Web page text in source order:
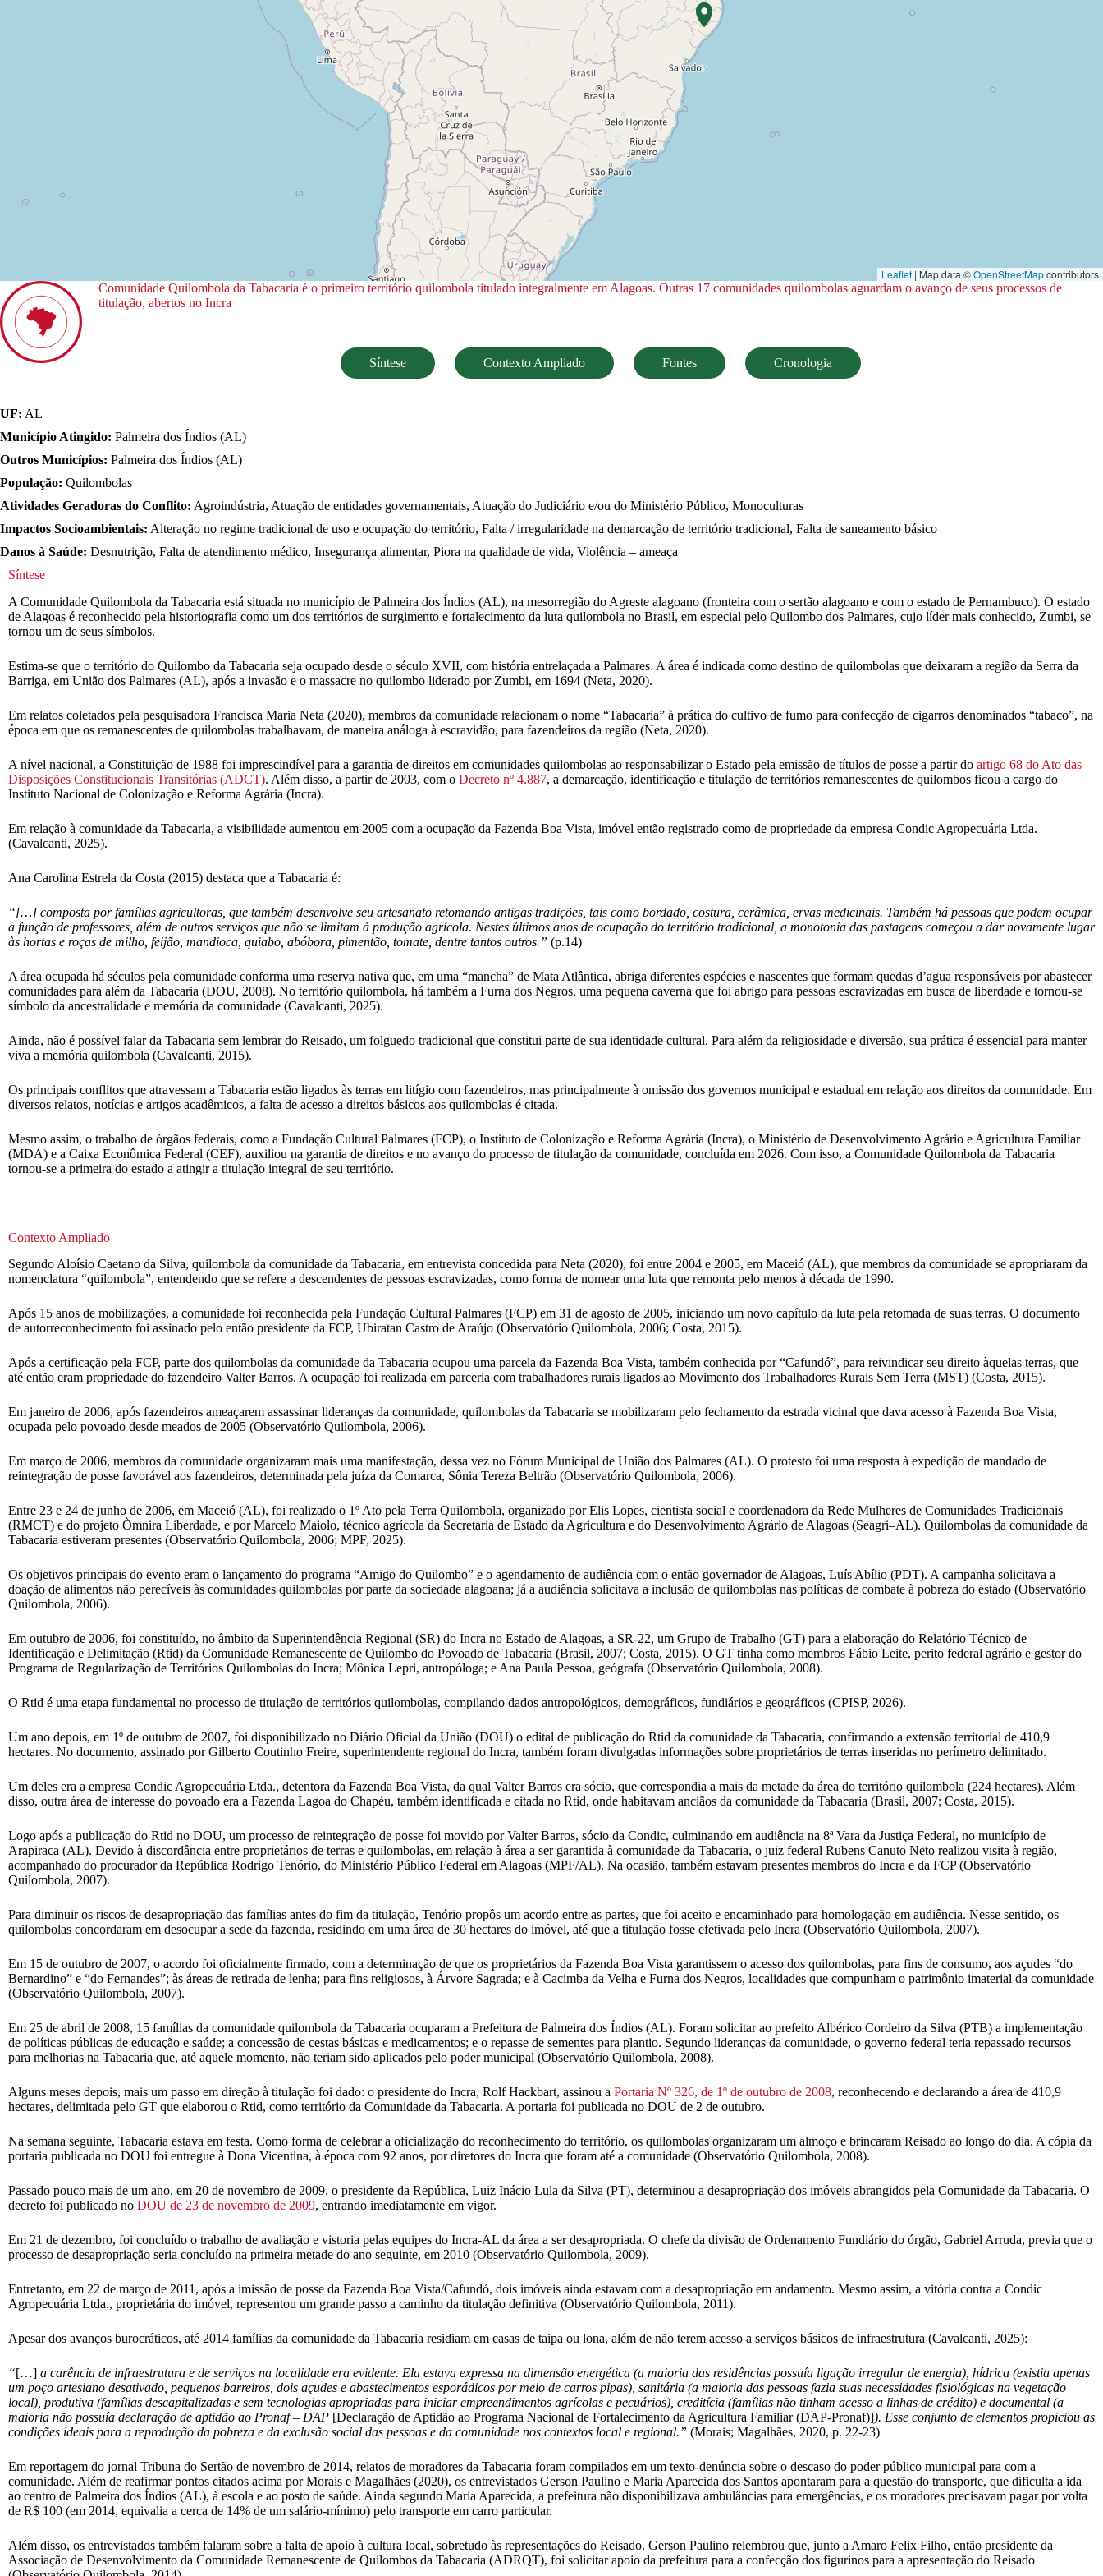
Leaflet | Map data ©OpenStreetMapcontributors
Comunidade Quilombola da Tabacaria é o primeiro território quilombola titulado integralmente em Alagoas. Outras 17 comunidades quilombolas aguardam o avanço de seus processos de
titulação, abertos no Incra
Síntese Contexto Ampliado Fontes Cronologia
UF: AL
Município Atingido: Palmeira dos Índios (AL)
Outros Municípios: Palmeira dos Índios (AL)
População: Quilombolas
Atividades Geradoras do Conflito: Agroindústria, Atuação de entidades governamentais, Atuação do Judiciário e/ou do Ministério Público, Monoculturas
Impactos Socioambientais: Alteração no regime tradicional de uso e ocupação do território, Falta / irregularidade na demarcação de território tradicional, Falta de saneamento básico
Danos à Saúde: Desnutrição, Falta de atendimento médico, Insegurança alimentar, Piora na qualidade de vida, Violência – ameaça
Síntese
A Comunidade Quilombola da Tabacaria está situada no município de Palmeira dos Índios (AL), na mesorregião do Agreste alagoano (fronteira com o sertão alagoano e com o estado de Pernambuco). O estado
de Alagoas é reconhecido pela historiografia como um dos territórios de surgimento e fortalecimento da luta quilombola no Brasil, em especial pelo Quilombo dos Palmares, cujo líder mais conhecido, Zumbi, se
tornou um de seus símbolos.
Estima-se que o território do Quilombo da Tabacaria seja ocupado desde o século XVII, com história entrelaçada a Palmares. A área é indicada como destino de quilombolas que deixaram a região da Serra da
Barriga, em União dos Palmares (AL), após a invasão e o massacre no quilombo liderado por Zumbi, em 1694 (Neta, 2020).
Em relatos coletados pela pesquisadora Francisca Maria Neta (2020), membros da comunidade relacionam o nome “Tabacaria” à prática do cultivo de fumo para confecção de cigarros denominados “tabaco”, na
época em que os remanescentes de quilombolas trabalhavam, de maneira análoga à escravidão, para fazendeiros da região (Neta, 2020).
A nível nacional, a Constituição de 1988 foi imprescindível para a garantia de direitos em comunidades quilombolas ao responsabilizar o Estado pela emissão de títulos de posse a partir do artigo 68 do Ato das
Disposições Constitucionais Transitórias (ADCT). Além disso, a partir de 2003, com o Decreto nº 4.887, a demarcação, identificação e titulação de territórios remanescentes de quilombos ficou a cargo do
Instituto Nacional de Colonização e Reforma Agrária (Incra).
Em relação à comunidade da Tabacaria, a visibilidade aumentou em 2005 com a ocupação da Fazenda Boa Vista, imóvel então registrado como de propriedade da empresa Condic Agropecuária Ltda.
(Cavalcanti, 2025).
Ana Carolina Estrela da Costa (2015) destaca que a Tabacaria é:
“[…] composta por famílias agricultoras, que também desenvolve seu artesanato retomando antigas tradições, tais como bordado, costura, cerâmica, ervas medicinais. Também há pessoas que podem ocupar
a função de professores, além de outros serviços que não se limitam à produção agrícola. Nestes últimos anos de ocupação do território tradicional, a monotonia das pastagens começou a dar novamente lugar
às hortas e roças de milho, feijão, mandioca, quiabo, abóbora, pimentão, tomate, dentre tantos outros.” (p.14)
A área ocupada há séculos pela comunidade conforma uma reserva nativa que, em uma “mancha” de Mata Atlântica, abriga diferentes espécies e nascentes que formam quedas d’agua responsáveis por abastecer
comunidades para além da Tabacaria (DOU, 2008). No território quilombola, há também a Furna dos Negros, uma pequena caverna que foi abrigo para pessoas escravizadas em busca de liberdade e tornou-se
símbolo da ancestralidade e memória da comunidade (Cavalcanti, 2025).
Ainda, não é possível falar da Tabacaria sem lembrar do Reisado, um folguedo tradicional que constitui parte de sua identidade cultural. Para além da religiosidade e diversão, sua prática é essencial para manter
viva a memória quilombola (Cavalcanti, 2015).
Os principais conflitos que atravessam a Tabacaria estão ligados às terras em litígio com fazendeiros, mas principalmente à omissão dos governos municipal e estadual em relação aos direitos da comunidade. Em
diversos relatos, notícias e artigos acadêmicos, a falta de acesso a direitos básicos aos quilombolas é citada.
Mesmo assim, o trabalho de órgãos federais, como a Fundação Cultural Palmares (FCP), o Instituto de Colonização e Reforma Agrária (Incra), o Ministério de Desenvolvimento Agrário e Agricultura Familiar
(MDA) e a Caixa Econômica Federal (CEF), auxiliou na garantia de direitos e no avanço do processo de titulação da comunidade, concluída em 2026. Com isso, a Comunidade Quilombola da Tabacaria
tornou-se a primeira do estado a atingir a titulação integral de seu território.
Contexto Ampliado
Segundo Aloísio Caetano da Silva, quilombola da comunidade da Tabacaria, em entrevista concedida para Neta (2020), foi entre 2004 e 2005, em Maceió (AL), que membros da comunidade se apropriaram da
nomenclatura “quilombola”, entendendo que se refere a descendentes de pessoas escravizadas, como forma de nomear uma luta que remonta pelo menos à década de 1990.
Após 15 anos de mobilizações, a comunidade foi reconhecida pela Fundação Cultural Palmares (FCP) em 31 de agosto de 2005, iniciando um novo capítulo da luta pela retomada de suas terras. O documento
de autorreconhecimento foi assinado pelo então presidente da FCP, Ubiratan Castro de Araújo (Observatório Quilombola, 2006; Costa, 2015).
Após a certificação pela FCP, parte dos quilombolas da comunidade da Tabacaria ocupou uma parcela da Fazenda Boa Vista, também conhecida por “Cafundó”, para reivindicar seu direito àquelas terras, que
até então eram propriedade do fazendeiro Valter Barros. A ocupação foi realizada em parceria com trabalhadores rurais ligados ao Movimento dos Trabalhadores Rurais Sem Terra (MST) (Costa, 2015).
Em janeiro de 2006, após fazendeiros ameaçarem assassinar lideranças da comunidade, quilombolas da Tabacaria se mobilizaram pelo fechamento da estrada vicinal que dava acesso à Fazenda Boa Vista,
ocupada pelo povoado desde meados de 2005 (Observatório Quilombola, 2006).
Em março de 2006, membros da comunidade organizaram mais uma manifestação, dessa vez no Fórum Municipal de União dos Palmares (AL). O protesto foi uma resposta à expedição de mandado de
reintegração de posse favorável aos fazendeiros, determinada pela juíza da Comarca, Sônia Tereza Beltrão (Observatório Quilombola, 2006).
Entre 23 e 24 de junho de 2006, em Maceió (AL), foi realizado o 1º Ato pela Terra Quilombola, organizado por Elis Lopes, cientista social e coordenadora da Rede Mulheres de Comunidades Tradicionais
(RMCT) e do projeto Òmnira Liberdade, e por Marcelo Maiolo, técnico agrícola da Secretaria de Estado da Agricultura e do Desenvolvimento Agrário de Alagoas (Seagri–AL). Quilombolas da comunidade da
Tabacaria estiveram presentes (Observatório Quilombola, 2006; MPF, 2025).
Os objetivos principais do evento eram o lançamento do programa “Amigo do Quilombo” e o agendamento de audiência com o então governador de Alagoas, Luís Abílio (PDT). A campanha solicitava a
doação de alimentos não perecíveis às comunidades quilombolas por parte da sociedade alagoana; já a audiência solicitava a inclusão de quilombolas nas políticas de combate à pobreza do estado (Observatório
Quilombola, 2006).
Em outubro de 2006, foi constituído, no âmbito da Superintendência Regional (SR) do Incra no Estado de Alagoas, a SR-22, um Grupo de Trabalho (GT) para a elaboração do Relatório Técnico de
Identificação e Delimitação (Rtid) da Comunidade Remanescente de Quilombo do Povoado de Tabacaria (Brasil, 2007; Costa, 2015). O GT tinha como membros Fábio Leite, perito federal agrário e gestor do
Programa de Regularização de Territórios Quilombolas do Incra; Mônica Lepri, antropóloga; e Ana Paula Pessoa, geógrafa (Observatório Quilombola, 2008).
O Rtid é uma etapa fundamental no processo de titulação de territórios quilombolas, compilando dados antropológicos, demográficos, fundiários e geográficos (CPISP, 2026).
Um ano depois, em 1º de outubro de 2007, foi disponibilizado no Diário Oficial da União (DOU) o edital de publicação do Rtid da comunidade da Tabacaria, confirmando a extensão territorial de 410,9
hectares. No documento, assinado por Gilberto Coutinho Freire, superintendente regional do Incra, também foram divulgadas informações sobre proprietários de terras inseridas no perímetro delimitado.
Um deles era a empresa Condic Agropecuária Ltda., detentora da Fazenda Boa Vista, da qual Valter Barros era sócio, que correspondia a mais da metade da área do território quilombola (224 hectares). Além
disso, outra área de interesse do povoado era a Fazenda Lagoa do Chapéu, também identificada e citada no Rtid, onde habitavam anciãos da comunidade da Tabacaria (Brasil, 2007; Costa, 2015).
Logo após a publicação do Rtid no DOU, um processo de reintegração de posse foi movido por Valter Barros, sócio da Condic, culminando em audiência na 8ª Vara da Justiça Federal, no município de
Arapiraca (AL). Devido à discordância entre proprietários de terras e quilombolas, em relação à área a ser garantida à comunidade da Tabacaria, o juiz federal Rubens Canuto Neto realizou visita à região,
acompanhado do procurador da República Rodrigo Tenório, do Ministério Público Federal em Alagoas (MPF/AL). Na ocasião, também estavam presentes membros do Incra e da FCP (Observatório
Quilombola, 2007).
Para diminuir os riscos de desapropriação das famílias antes do fim da titulação, Tenório propôs um acordo entre as partes, que foi aceito e encaminhado para homologação em audiência. Nesse sentido, os
quilombolas concordaram em desocupar a sede da fazenda, residindo em uma área de 30 hectares do imóvel, até que a titulação fosse efetivada pelo Incra (Observatório Quilombola, 2007).
Em 15 de outubro de 2007, o acordo foi oficialmente firmado, com a determinação de que os proprietários da Fazenda Boa Vista garantissem o acesso dos quilombolas, para fins de consumo, aos açudes “do
Bernardino” e “do Fernandes”; às áreas de retirada de lenha; para fins religiosos, à Árvore Sagrada; e à Cacimba da Velha e Furna dos Negros, localidades que compunham o patrimônio imaterial da comunidade
(Observatório Quilombola, 2007).
Em 25 de abril de 2008, 15 famílias da comunidade quilombola da Tabacaria ocuparam a Prefeitura de Palmeira dos Índios (AL). Foram solicitar ao prefeito Albérico Cordeiro da Silva (PTB) a implementação
de políticas públicas de educação e saúde; a concessão de cestas básicas e medicamentos; e o repasse de sementes para plantio. Segundo lideranças da comunidade, o governo federal teria repassado recursos
para melhorias na Tabacaria que, até aquele momento, não teriam sido aplicados pelo poder municipal (Observatório Quilombola, 2008).
Alguns meses depois, mais um passo em direção à titulação foi dado: o presidente do Incra, Rolf Hackbart, assinou a Portaria Nº 326, de 1º de outubro de 2008, reconhecendo e declarando a área de 410,9
hectares, delimitada pelo GT que elaborou o Rtid, como território da Comunidade da Tabacaria. A portaria foi publicada no DOU de 2 de outubro.
Na semana seguinte, Tabacaria estava em festa. Como forma de celebrar a oficialização do reconhecimento do território, os quilombolas organizaram um almoço e brincaram Reisado ao longo do dia. A cópia da
portaria publicada no DOU foi entregue à Dona Vicentina, à época com 92 anos, por diretores do Incra que foram até a comunidade (Observatório Quilombola, 2008).
Passado pouco mais de um ano, em 20 de novembro de 2009, o presidente da República, Luiz Inácio Lula da Silva (PT), determinou a desapropriação dos imóveis abrangidos pela Comunidade da Tabacaria. O
decreto foi publicado no DOU de 23 de novembro de 2009, entrando imediatamente em vigor.
Em 21 de dezembro, foi concluído o trabalho de avaliação e vistoria pelas equipes do Incra-AL da área a ser desapropriada. O chefe da divisão de Ordenamento Fundiário do órgão, Gabriel Arruda, previa que o
processo de desapropriação seria concluído na primeira metade do ano seguinte, em 2010 (Observatório Quilombola, 2009).
Entretanto, em 22 de março de 2011, após a imissão de posse da Fazenda Boa Vista/Cafundó, dois imóveis ainda estavam com a desapropriação em andamento. Mesmo assim, a vitória contra a Condic
Agropecuária Ltda., proprietária do imóvel, representou um grande passo a caminho da titulação definitiva (Observatório Quilombola, 2011).
Apesar dos avanços burocráticos, até 2014 famílias da comunidade da Tabacaria residiam em casas de taipa ou lona, além de não terem acesso a serviços básicos de infraestrutura (Cavalcanti, 2025):
“[…] a carência de infraestrutura e de serviços na localidade era evidente. Ela estava expressa na dimensão energética (a maioria das residências possuía ligação irregular de energia), hídrica (existia apenas
um poço artesiano desativado, pequenos barreiros, dois açudes e abastecimentos esporádicos por meio de carros pipas), sanitária (a maioria das pessoas fazia suas necessidades fisiológicas na vegetação
local), produtiva (famílias descapitalizadas e sem tecnologias apropriadas para iniciar empreendimentos agrícolas e pecuários), creditícia (famílias não tinham acesso a linhas de crédito) e documental (a
maioria não possuía declaração de aptidão ao Pronaf – DAP [Declaração de Aptidão ao Programa Nacional de Fortalecimento da Agricultura Familiar (DAP-Pronaf)]). Esse conjunto de elementos propiciou as
condições ideais para a reprodução da pobreza e da exclusão social das pessoas e da comunidade nos contextos local e regional.” (Morais; Magalhães, 2020, p. 22-23)
Em reportagem do jornal Tribuna do Sertão de novembro de 2014, relatos de moradores da Tabacaria foram compilados em um texto-denúncia sobre o descaso do poder público municipal para com a
comunidade. Além de reafirmar pontos citados acima por Morais e Magalhães (2020), os entrevistados Gerson Paulino e Maria Aparecida dos Santos apontaram para a questão do transporte, que dificulta a ida
ao centro de Palmeira dos Índios (AL), à escola e ao posto de saúde. Ainda segundo Maria Aparecida, a prefeitura não disponibilizava ambulâncias para emergências, e os moradores precisavam pagar por volta
de R$ 100 (em 2014, equivalia a cerca de 14% de um salário-mínimo) pelo transporte em carro particular.
Além disso, os entrevistados também falaram sobre a falta de apoio à cultura local, sobretudo às representações do Reisado. Gerson Paulino relembrou que, junto a Amaro Felix Filho, então presidente da
Associação de Desenvolvimento da Comunidade Remanescente de Quilombos da Tabacaria (ADRQT), foi solicitar apoio da prefeitura para a confecção dos figurinos para a apresentação do Reisado